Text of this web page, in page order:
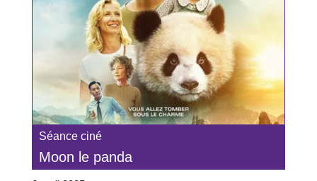
Séance ciné
Moon le panda